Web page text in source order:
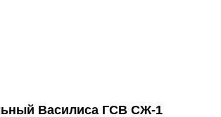
Василиса ГСВ СЖ-1